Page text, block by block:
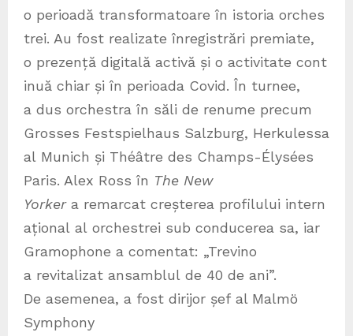
o perioadă transformatoare în istoria orches
trei. Au fost realizate înregistrări premiate,
o prezență digitală activă și o activitate cont
inuă chiar și în perioada Covid. În turnee,
a dus orchestra în săli de renume precum
Grosses Festspielhaus Salzburg, Herkulessa
al Munich și Théâtre des Champs-Élysées
Paris. Alex Ross în The New
Yorkera remarcat creșterea profilului intern
ațional al orchestrei sub conducerea sa, iar
Gramophone a comentat: „Trevino
a revitalizat ansamblul de 40 de ani”.
De asemenea, a fost dirijor șef al Malmö
Symphony